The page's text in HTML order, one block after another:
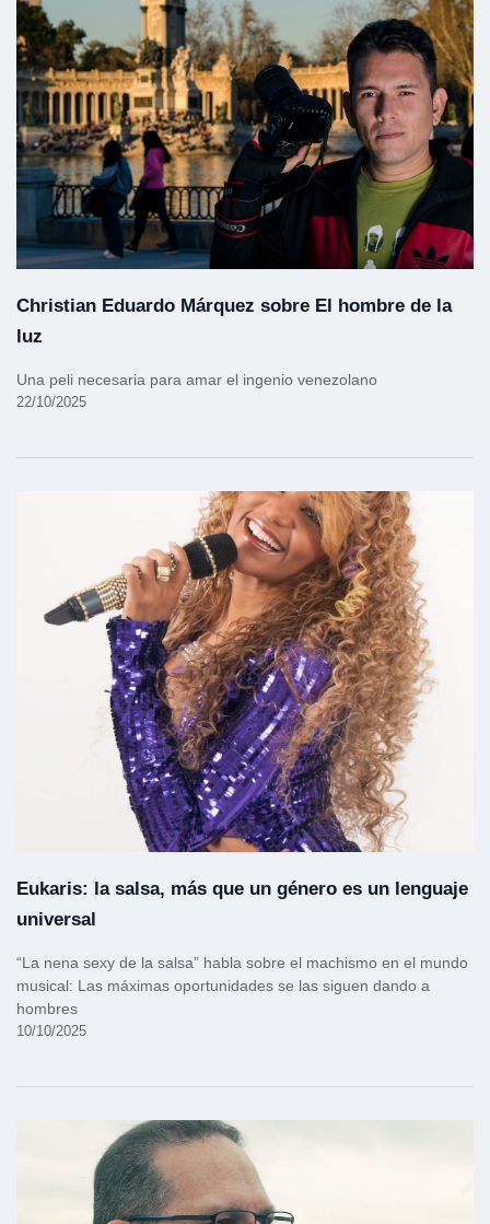
Christian Eduardo Márquez sobre El hombre de la
luz
Una peli necesaria para amar el ingenio venezolano
22/10/2025
Eukaris: la salsa, más que un género es un lenguaje
universal
“La nena sexy de la salsa” habla sobre el machismo en el mundo
musical: Las máximas oportunidades se las siguen dando a
hombres
10/10/2025